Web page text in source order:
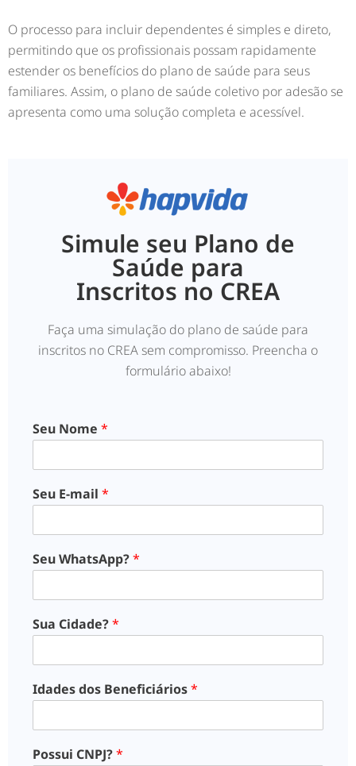
O processo para incluir dependentes é simples e direto,
permitindo que os profissionais possam rapidamente
estender os benefícios do plano de saúde para seus
familiares. Assim, o plano de saúde coletivo por adesão se
apresenta como uma solução completa e acessível.
Simule seu Plano de
Saúde para
Inscritos no CREA
Faça uma simulação do plano de saúde para
inscritos no CREA sem compromisso. Preencha o
formulário abaixo!
Seu Nome *
Seu E-mail *
Seu WhatsApp?*
Sua Cidade?*
Idades dos Beneficiários*
Possui CNPJ?*